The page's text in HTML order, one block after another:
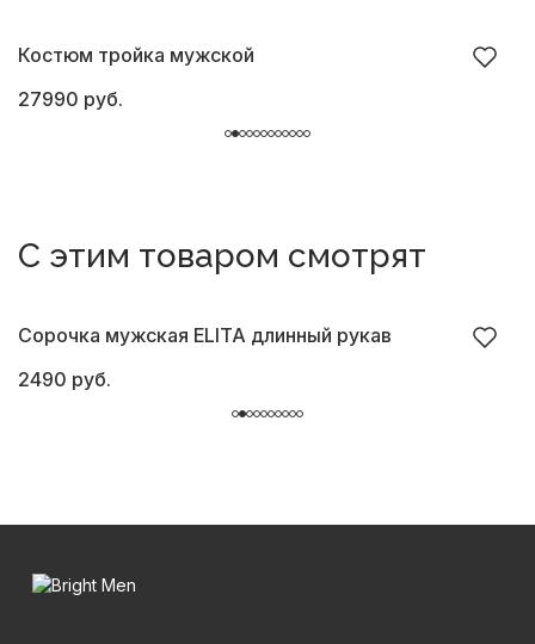
Костюм тройка мужской
27990 руб.
С этим товаром смотрят
Сорочка мужская ELITA длинный рукав
2490 руб.